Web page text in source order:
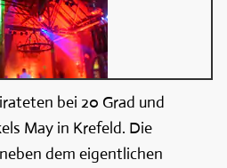
bei 20 Grad und
May in Krefeld. Die
dem eigentlichen